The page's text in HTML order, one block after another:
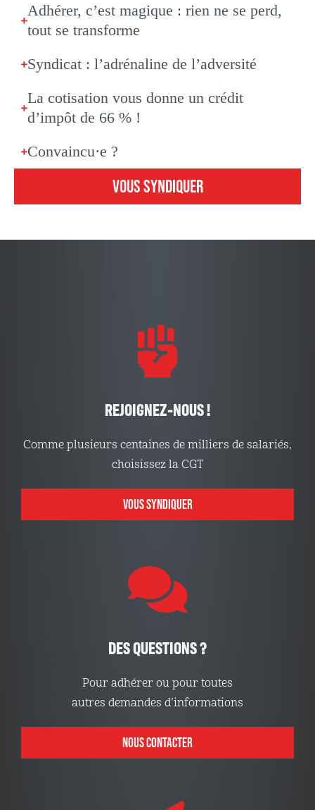
Adhérer, c’est magique : rien ne se perd,
tout se transforme
Syndicat : l’adrénaline de l’adversité
La cotisation vous donne un crédit
d’impôt de 66 % !
Convaincu·e ?
VOUS SYNDIQUER
REJOIGNEZ-NOUS !
Comme plusieurs centaines de milliers de salariés,
choisissez la CGT
VOUS SYNDIQUER
DES QUESTIONS ?
Pour adhérer ou pour toutes
autres demandes d’informations
NOUS CONTACTER